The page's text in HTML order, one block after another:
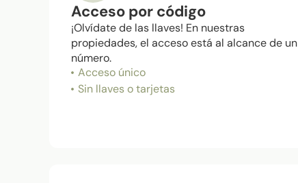
Acceso por código
¡Olvídate de las llaves! En nuestras
propiedades, el acceso está al alcance de un
número.
Acceso único
Sin llaves o tarjetas